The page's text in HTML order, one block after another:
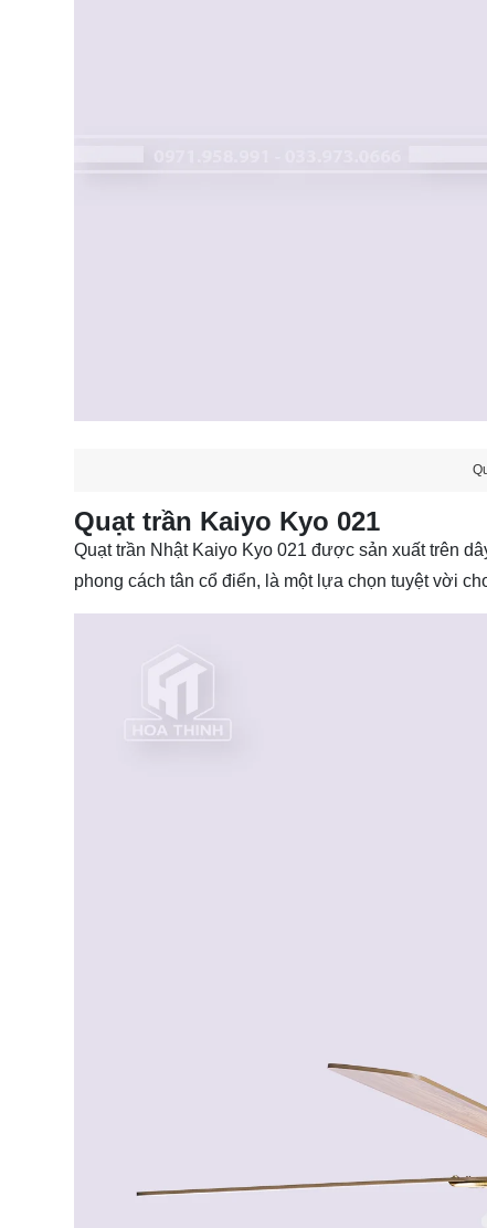
Quạt trần Kaiyo Kyo 021
Quạt trần NhậtKaiyo Kyo 021 được sản xuất trên
phong cách tân cổ điển, là một lựa chọn tuyệt vời